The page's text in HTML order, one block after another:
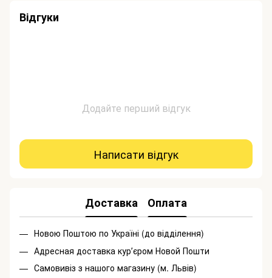
Відгуки
Додайте перший відгук
Написати відгук
Доставка Оплата
Новою Поштою по Україні (до відділення)
Адресная доставка курʼєром Новой Пошти
Самовивіз з нашого магазину (м. Львів)